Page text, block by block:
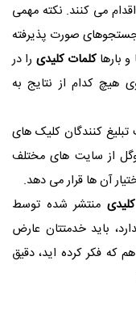
اقدام می کنند. نکته مهمی
صورت پذیرفته
بارهاکلمات کلیدی را در
هیچ کدام از نتایج به
کنندگان کلیک های
از سایت های مختلف
آن ها قرار می دهد.
منتشر شده توسط
باید خدمتتان عارض
که فکر کرده اید، دقیق